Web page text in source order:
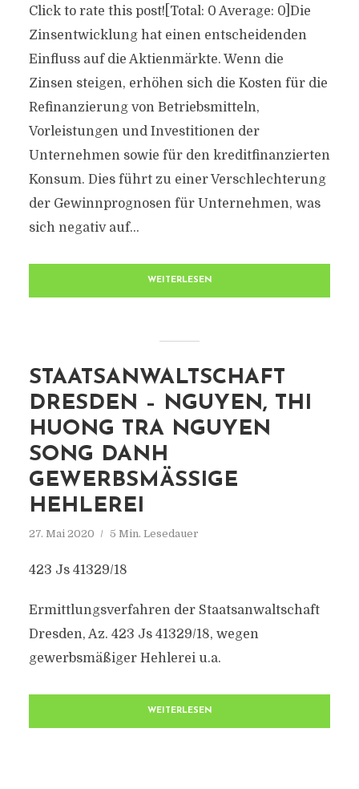
Click to rate this post![Total: 0 Average: 0]Die
Zinsentwicklung hat einen entscheidenden
Einfluss auf die Aktienmärkte. Wenn die
Zinsen steigen, erhöhen sich die Kosten für die
Refinanzierung von Betriebsmitteln,
Vorleistungen und Investitionen der
Unternehmen sowie für den kreditfinanzierten
Konsum. Dies führt zu einer Verschlechterung
der Gewinnprognosen für Unternehmen, was
sich negativ auf...
WEITERLESEN
STAATSANWALTSCHAFT
DRESDEN – NGUYEN, THI
HUONG TRA NGUYEN
SONG DANH
GEWERBSMÄSSIGE H
EHLEREI
27. Mai 2020 5 Min. Lesedauer
423 Js 41329/18
Ermittlungsverfahren der Staatsanwaltschaft
Dresden, Az. 423 Js 41329/18, wegen
gewerbsmäßiger Hehlerei u.a.
WEITERLESEN